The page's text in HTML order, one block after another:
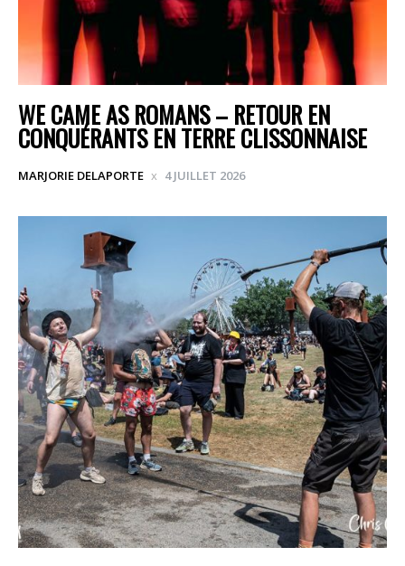
WE CAME AS ROMANS – RETOUR EN
CONQUÉRANTS EN TERRE CLISSONNAISE
MARJORIE DELAPORTE 4 JUILLET 2026